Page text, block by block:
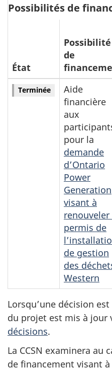
Possibilités de
État
Possibilité
de
Terminée
Aide
financière
aux
pour la
demande
d’Ontario
Power
Generation
visant à
renouveler
permis de
de gestion
des
Western
Lorsqu’une décision
du projet est mis à jour
décisions.
La CCSN examinera au
de financement visant